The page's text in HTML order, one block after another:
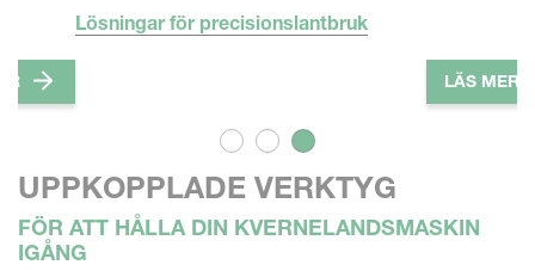
Lösningar för precisionslantbruk
LÄS MER
UPPKOPPLADE VERKTYG
FÖR ATT HÅLLA DIN KVERNELANDSMASKIN
IGÅNG